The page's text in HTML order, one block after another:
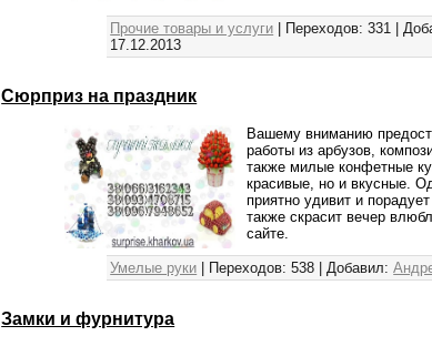
Прочие товары и услуги | Переходов: 331 |
17.12.2013
Сюрприз на праздник
Вашему вниманию
работы из арбузов,
также милые конфетные
красивые, но и вкусные.
приятно удивит и
также скрасит вечер
сайте.
Умелые руки | Переходов: 538 | Добавил:
Замки и фурнитура